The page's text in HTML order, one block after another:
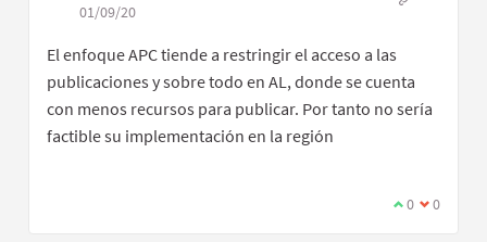
01/09/20
El enfoque APC tiende a restringir el acceso a las
publicaciones y sobre todo en AL, donde se cuenta
con menos recursos para publicar. Por tanto no sería
factible su implementación en la región
0 0